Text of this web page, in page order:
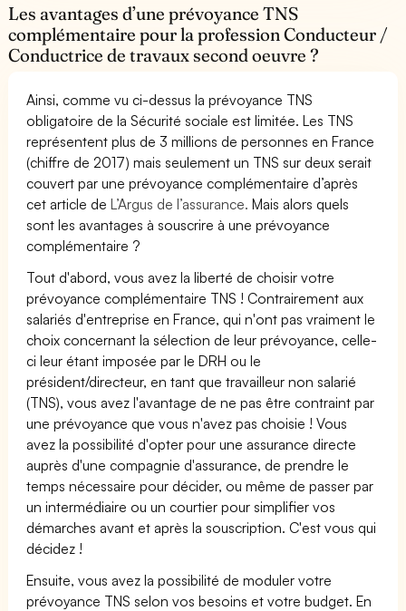
Les avantages d’une prévoyance TNS
complémentaire pour la profession Conducteur /
Conductrice de travaux second oeuvre ?
Ainsi, comme vu ci-dessus la prévoyance TNS
obligatoire de la Sécurité sociale est limitée. Les TNS
représentent plus de 3 millions de personnes en France
(chiffre de 2017) mais seulement un TNS sur deux serait
couvert par une prévoyance complémentaire d’après
cet article deL’Argus de l’assurance. Mais alors quels
sont les avantages à souscrire à une prévoyance
complémentaire ?
Tout d'abord, vous avez la liberté de choisir votre
prévoyance complémentaire TNS ! Contrairement aux
salariés d'entreprise en France, qui n'ont pas vraiment le
choix concernant la sélection de leur prévoyance, celle-
ci leur étant imposée par le DRH ou le
président/directeur, en tant que travailleur non salarié
(TNS), vous avez l'avantage de ne pas être contraint par
une prévoyance que vous n'avez pas choisie ! Vous
avez la possibilité d'opter pour une assurance directe
auprès d'une compagnie d'assurance, de prendre le
temps nécessaire pour décider, ou même de passer par
un intermédiaire ou un courtier pour simplifier vos
démarches avant et après la souscription. C'est vous qui
décidez !
Ensuite, vous avez la possibilité de moduler votre
prévoyance TNS selon vos besoins et votre budget. En